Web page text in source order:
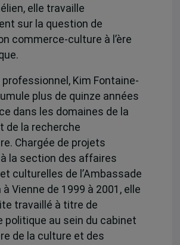
elle travaille
sur la question de
commerce-culture à l’ère
professionnel, Kim Fontaine-
plus de quinze années
dans les domaines de la
de la recherche
Chargée de projets
la section des affaires
culturelles de l’Ambassade
à Vienne de 1999 à 2001, elle
travaillé à titre de
politique au sein du cabinet
de la culture et des